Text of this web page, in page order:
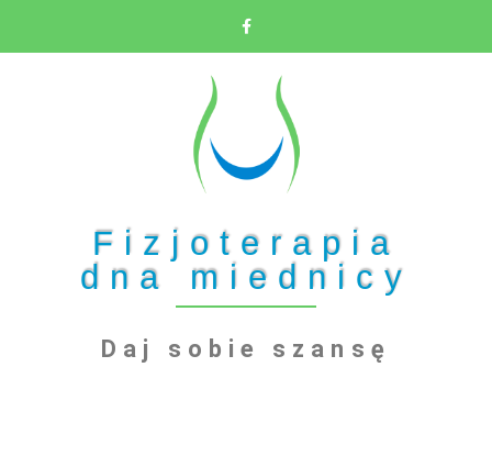
Fizjoterapia
dna miednicy
Daj sobie szansę